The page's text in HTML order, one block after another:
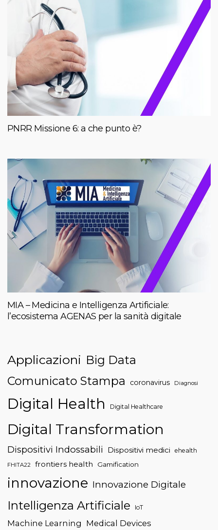
PNRR Missione 6: a che punto è?
MIA – Medicina e Intelligenza Artificiale:
l’ecosistema AGENAS per la sanità digitale
Applicazioni Big Data
Comunicato Stampa
coronavirus Diagnosi
Digital Health Digital Healthcare
Digital Transformation
Dispositivi Indossabili Dispositivi medici ehealth
FHITA22 frontiers health Gamification
innovazione Innovazione Digitale
Intelligenza Artificiale IoT
Machine Learning Medical Devices